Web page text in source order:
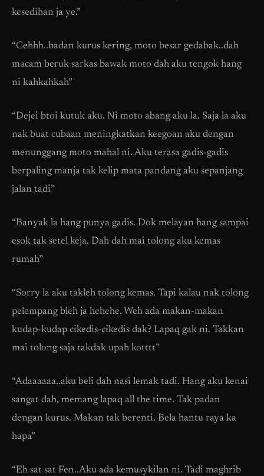
kesedihan ja ye.”
“Cehhh..badan kurus kering, moto besar gedabak..dah
macam beruk sarkas bawak moto dah aku tengok hang
ni kahkahkah”
“Dejei btoi kutuk aku. Ni moto abang aku la. Saja la aku
nak buat cubaan meningkatkan keegoan aku dengan
menunggang moto mahal ni. Aku terasa gadis-gadis
berpaling manja tak kelip mata pandang aku sepanjang
jalan tadi”
“Banyak la hang punya gadis. Dok melayan hang sampai
esok tak setel keja. Dah dah mai tolong aku kemas
rumah”
“Sorry la aku takleh tolong kemas. Tapi kalau nak tolong
pelempang bleh ja hehehe. Weh ada makan-makan
kudap-kudap cikedis-cikedis dak? Lapaq gak ni. Takkan
mai tolong saja takdak upah kotttt”
“Adaaaaaa..aku beli dah nasi lemak tadi. Hang aku kenai
sangat dah, memang lapaq all the time. Tak padan
dengan kurus. Makan tak berenti. Bela hantu raya ka
hapa”
“Eh sat sat Fen..Aku ada kemusykilan ni. Tadi maghrib